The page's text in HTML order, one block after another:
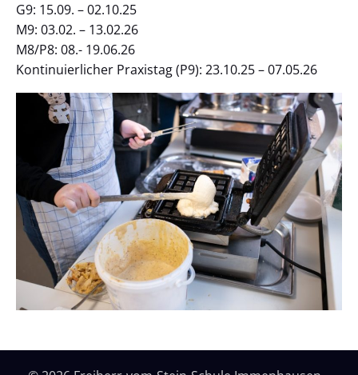
G9: 15.09. – 02.10.25
M9: 03.02. – 13.02.26
M8/P8: 08.- 19.06.26
Kontinuierlicher Praxistag (P9): 23.10.25 – 07.05.26